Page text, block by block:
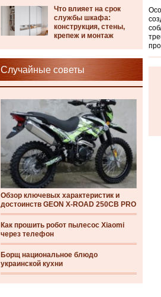
Что влияет на срок
службы шкафа:
конструкция, стены,
крепеж и монтаж
Случайные советы
Обзор ключевых характеристик и
достоинств GEON X-ROAD 250CB PRO
Как прошить робот пылесос Xiaomi
через телефон
Борщ национальное блюдо
украинской кухни